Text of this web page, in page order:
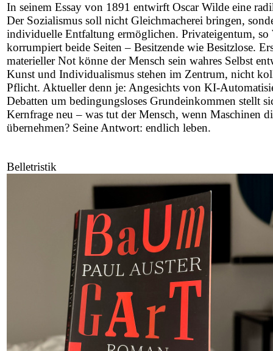
In seinem Essay von 1891 entwirft Oscar Wilde eine
Der Sozialismus soll nicht Gleichmacherei bringen,
individuelle Entfaltung ermöglichen. Privateigentum, so
korrumpiert beide Seiten – Besitzende wie Besitzlose.
materieller Not könne der Mensch sein wahres Selbst
Kunst und Individualismus stehen im Zentrum, nicht
Pflicht. Aktueller denn je: Angesichts von KI-
Debatten um bedingungsloses Grundeinkommen stellt
Kernfrage neu – was tut der Mensch, wenn Maschinen
übernehmen? Seine Antwort: endlich leben.
Belletristik